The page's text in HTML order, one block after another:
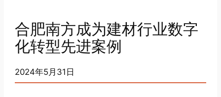
合肥南方成为建材行业数字
化转型先进案例
2024年5月31日